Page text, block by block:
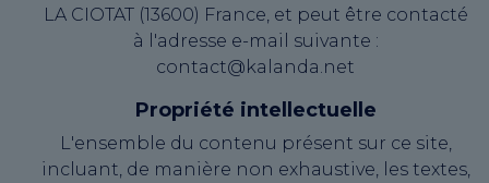
LA CIOTAT (13600) France, et peut être contacté
à l'adresse e-mail suivante :
contact@kalanda.net
Propriété intellectuelle
L'ensemble du contenu présent sur ce site,
incluant, de manière non exhaustive, les textes,